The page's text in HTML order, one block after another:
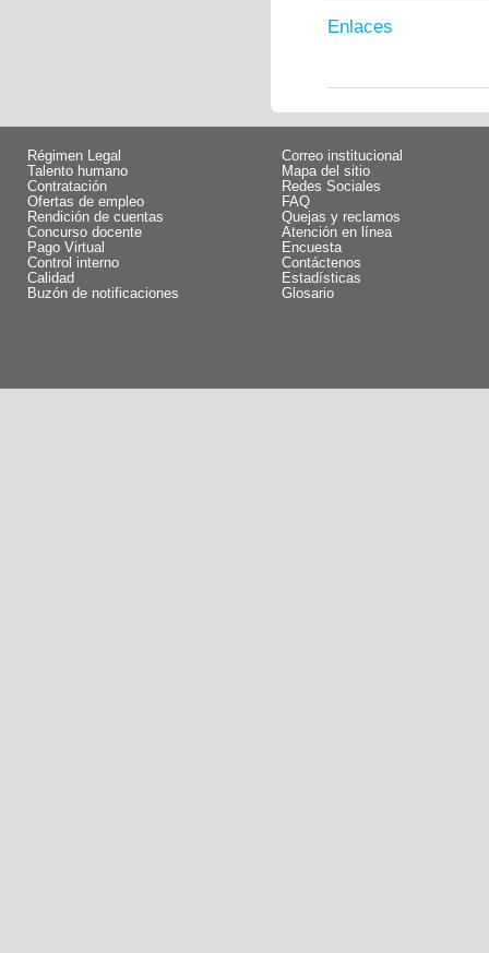
Enlaces
Régimen Legal
Talento humano
Contratación
Ofertas de empleo
Rendición de cuentas
Concurso docente
Pago Virtual
Control interno
Calidad
Buzón de notificaciones
Correo institucional
Mapa del sitio
Redes Sociales
FAQ
Quejas y reclamos
Atención en línea
Encuesta
Contáctenos
Estadísticas
Glosario